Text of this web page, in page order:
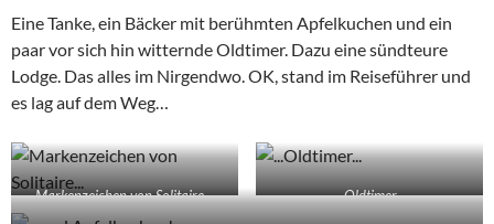
Eine Tanke, ein Bäcker mit berühmten Apfelkuchen und ein
paar vor sich hin witternde Oldtimer. Dazu eine sündteure
Lodge. Das alles im Nirgendwo. OK, stand im Reiseführer und
es lag auf dem Weg…
Markenzeichen von Solitaire… …Oldtimer…